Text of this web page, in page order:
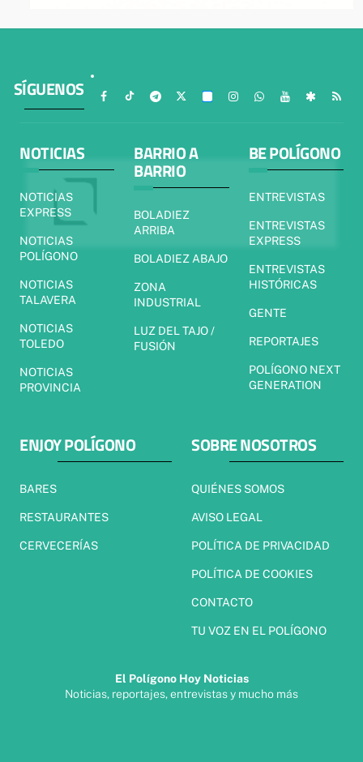
SÍGUENOS
NOTICIAS
NOTICIAS
EXPRESS
NOTICIAS
POLÍGONO
NOTICIAS
TALAVERA
NOTICIAS
TOLEDO
NOTICIAS
PROVINCIA
BARRIO A
BARRIO
BOLADIEZ
ARRIBA
BOLADIEZ ABAJO
ZONA
INDUSTRIAL
LUZ DEL TAJO /
FUSIÓN
BE POLÍGONO
ENTREVISTAS
ENTREVISTAS
EXPRESS
ENTREVISTAS
HISTÓRICAS
GENTE
REPORTAJES
POLÍGONO NEXT
GENERATION
ENJOY POLÍGONO
BARES
RESTAURANTES
CERVECERÍAS
SOBRE NOSOTROS
QUIÉNES SOMOS
AVISO LEGAL
POLÍTICA DE PRIVACIDAD
POLÍTICA DE COOKIES
CONTACTO
TU VOZ EN EL POLÍGONO
El Polígono Hoy Noticias
Noticias, reportajes, entrevistas y mucho más